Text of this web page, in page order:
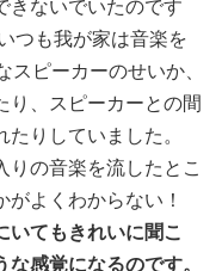
きないでいたのです
つも我が家は音楽を
ピーカーのせいか、
り、スピーカーとの間
りしていました。
りの音楽を流したとこ
よくわからない！
いてもきれいに聞こ
感覚になるのです。